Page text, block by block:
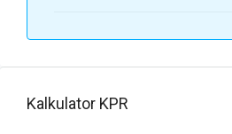
Kalkulator KPR